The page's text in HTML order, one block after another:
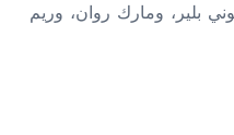
بلير، ومارك روان، وريم